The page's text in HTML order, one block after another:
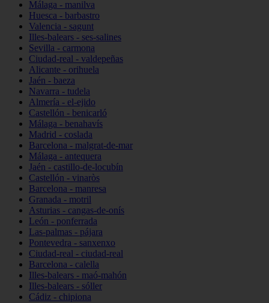
Málaga - manilva
Huesca - barbastro
Valencia - sagunt
Illes-balears - ses-salines
Sevilla - carmona
Ciudad-real - valdepeñas
Alicante - orihuela
Jaén - baeza
Navarra - tudela
Almería - el-ejido
Castellón - benicarló
Málaga - benahavís
Madrid - coslada
Barcelona - malgrat-de-mar
Málaga - antequera
Jaén - castillo-de-locubín
Castellón - vinaròs
Barcelona - manresa
Granada - motril
Asturias - cangas-de-onís
León - ponferrada
Las-palmas - pájara
Pontevedra - sanxenxo
Ciudad-real - ciudad-real
Barcelona - calella
Illes-balears - maó-mahón
Illes-balears - sóller
Cádiz - chipiona